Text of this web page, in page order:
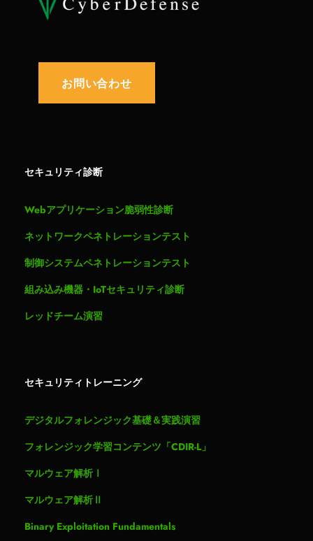
お問い合わせ
セキュリティ診断
Webアプリケーション脆弱性診断
ネットワークペネトレーションテスト
制御システムペネトレーションテスト
組み込み機器・IoTセキュリティ診断
レッドチーム演習
セキュリティトレーニング
デジタルフォレンジック基礎＆実践演習
フォレンジック学習コンテンツ「CDIR-L」
マルウェア解析Ⅰ
マルウェア解析Ⅱ
Binary Exploitation Fundamentals